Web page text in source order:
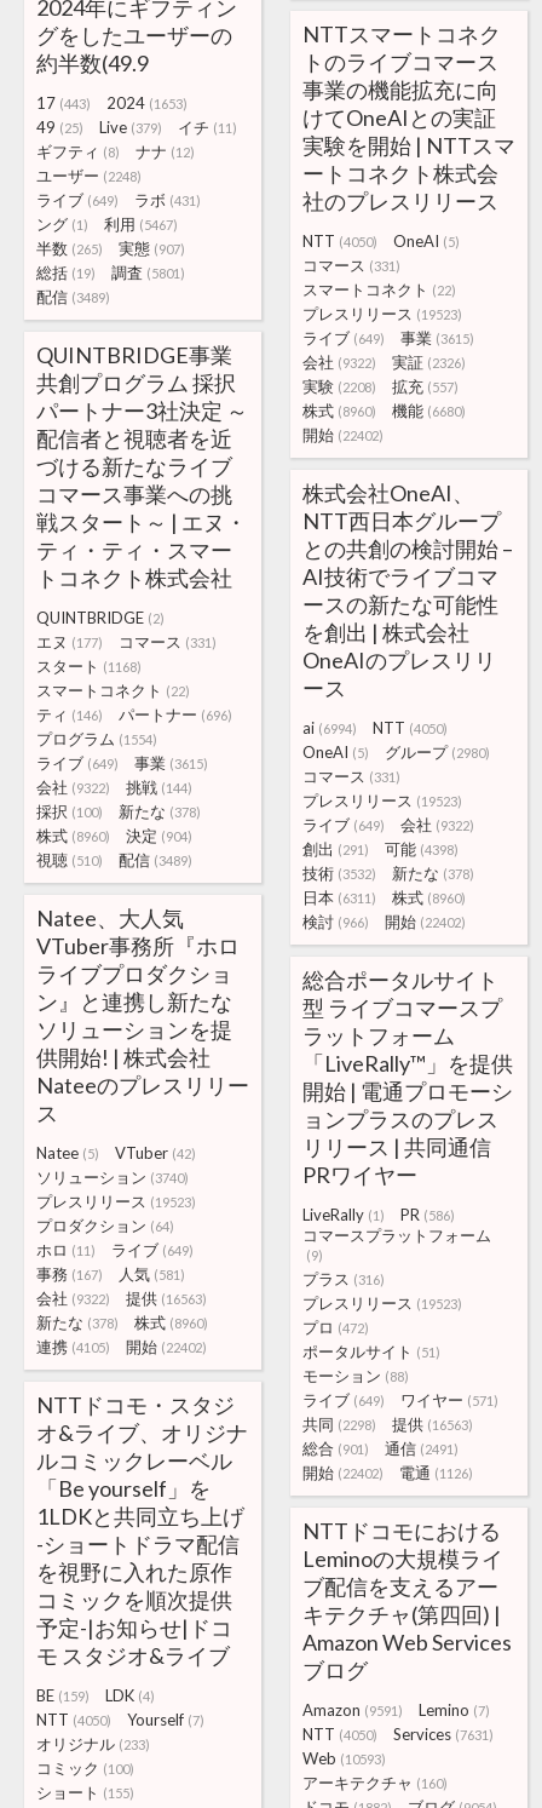
2024年にギフティン
グをしたユーザーの
約半数(49.9
17 (443) 2024 (1653)
49 (25) Live (379) イチ (11)
ギフティ (8) ナナ (12)
ユーザー (2248)
ライブ (649) ラボ (431)
ング (1) 利用 (5467)
半数 (265) 実態 (907)
総括 (19) 調査 (5801)
配信 (3489)
NTTスマートコネク
トのライブコマース
事業の機能拡充に向
けてOneAIとの実証
実験を開始 | NTTスマ
ートコネクト株式会
社のプレスリリース
NTT (4050) OneAI (5)
コマース (331)
スマートコネクト (22)
プレスリリース (19523)
ライブ (649) 事業 (3615)
会社 (9322) 実証 (2326)
実験 (2208) 拡充 (557)
株式 (8960) 機能 (6680)
開始 (22402)
QUINTBRIDGE事業
共創プログラム 採択
パートナー3社決定 ～
配信者と視聴者を近
づける新たなライブ
コマース事業への挑
戦スタート～ | エヌ・
ティ・ティ・スマー
トコネクト株式会社
QUINTBRIDGE (2)
エヌ (177) コマース (331)
スタート (1168)
スマートコネクト (22)
ティ (146) パートナー (696)
プログラム (1554)
ライブ (649) 事業 (3615)
会社 (9322) 挑戦 (144)
採択 (100) 新たな (378)
株式 (8960) 決定 (904)
視聴 (510) 配信 (3489)
株式会社OneAI、
NTT西日本グループ
との共創の検討開始 –
AI技術でライブコマ
ースの新たな可能性
を創出 | 株式会社
OneAIのプレスリリ
ース
ai (6994) NTT (4050)
OneAI (5) グループ (2980)
コマース (331)
プレスリリース (19523)
ライブ (649) 会社 (9322)
創出 (291) 可能 (4398)
技術 (3532) 新たな (378)
日本 (6311) 株式 (8960)
検討 (966) 開始 (22402)
Natee、大人気
VTuber事務所『ホロ
ライブプロダクショ
ン』と連携し新たな
ソリューションを提
供開始! | 株式会社
Nateeのプレスリリー
ス
Natee (5) VTuber (42)
ソリューション (3740)
プレスリリース (19523)
プロダクション (64)
ホロ (11) ライブ (649)
事務 (167) 人気 (581)
会社 (9322) 提供 (16563)
新たな (378) 株式 (8960)
連携 (4105) 開始 (22402)
総合ポータルサイト
型 ライブコマースプ
ラットフォーム
「LiveRally™」を提供
開始 | 電通プロモーシ
ョンプラスのプレス
リリース | 共同通信
PRワイヤー
LiveRally (1) PR (586)
コマースプラットフォーム
(9)
プラス (316)
プレスリリース (19523)
プロ (472)
ポータルサイト (51)
モーション (88)
ライブ (649) ワイヤー (571)
共同 (2298) 提供 (16563)
総合 (901) 通信 (2491)
開始 (22402) 電通 (1126)
NTTドコモ・スタジ
オ&ライブ、オリジナ
ルコミックレーベル
「Be yourself」を
1LDKと共同立ち上げ
-ショートドラマ配信
を視野に入れた原作
コミックを順次提供
予定-|お知らせ|ドコ
モ スタジオ&ライブ
BE (159) LDK (4)
NTT (4050) Yourself (7)
オリジナル (233)
コミック (100)
ショート (155)
NTTドコモにおける
Leminoの大規模ライ
ブ配信を支えるアー
キテクチャ(第四回) |
Amazon Web Services
ブログ
Amazon (9591) Lemino (7)
NTT (4050) Services (7631)
Web (10593)
アーキテクチャ (160)